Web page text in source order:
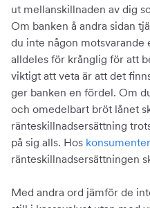
ut mellanskillnaden av dig
Om banken å andra sidan
du inte någon motsvarande
alldeles för krånglig för att
viktigt att veta är att det
ger banken en fördel. Om
och omedelbart bröt lånet
ränteskillnadsersättning
på sig alls. Hos
ränteskillnadsersättningen
Med andra ord jämför de